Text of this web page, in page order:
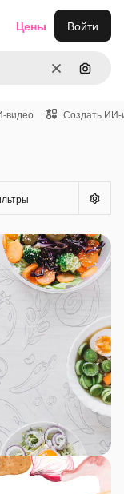
ОчиститьПоиск
Цены Войти
видео Создать ИИ-